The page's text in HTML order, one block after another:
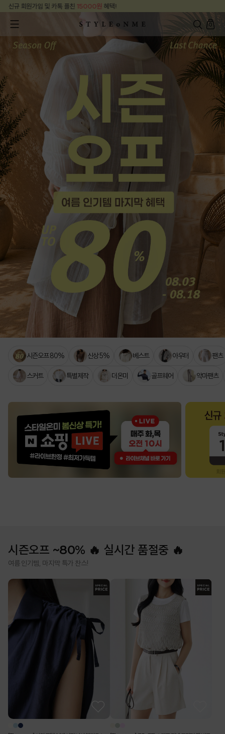
신규 회원가입 및 카톡 플친
0
시즌오프 80% 신상 5% 베스트 아우터 팬츠
스커트 특별제작 더온미 골프웨어 악마팬츠
시즌오프 ~80% 🔥 실시간 품절중 🔥
여름 인기템, 마지막 특가 찬스!